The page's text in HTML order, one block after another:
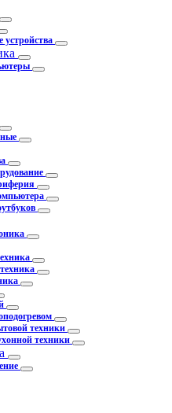
устройства
техники
техники